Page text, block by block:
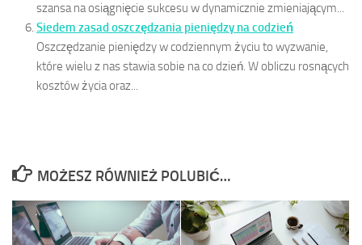
szansa na osiągnięcie sukcesu w dynamicznie zmieniającym...
Siedem zasad oszczędzania pieniędzy na codzień
Oszczędzanie pieniędzy w codziennym życiu to wyzwanie,
które wielu z nas stawia sobie na co dzień. W obliczu rosnących
kosztów życia oraz...
MOŻESZ RÓWNIEŻ POLUBIĆ…